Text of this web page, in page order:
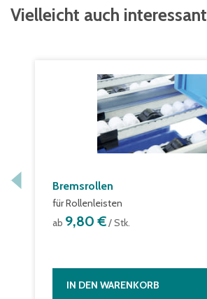
Vielleicht auch interessant
Bremsrollen
für Rollenleisten
ab 9,80 €/ Stk.
IN DEN WARENKORB